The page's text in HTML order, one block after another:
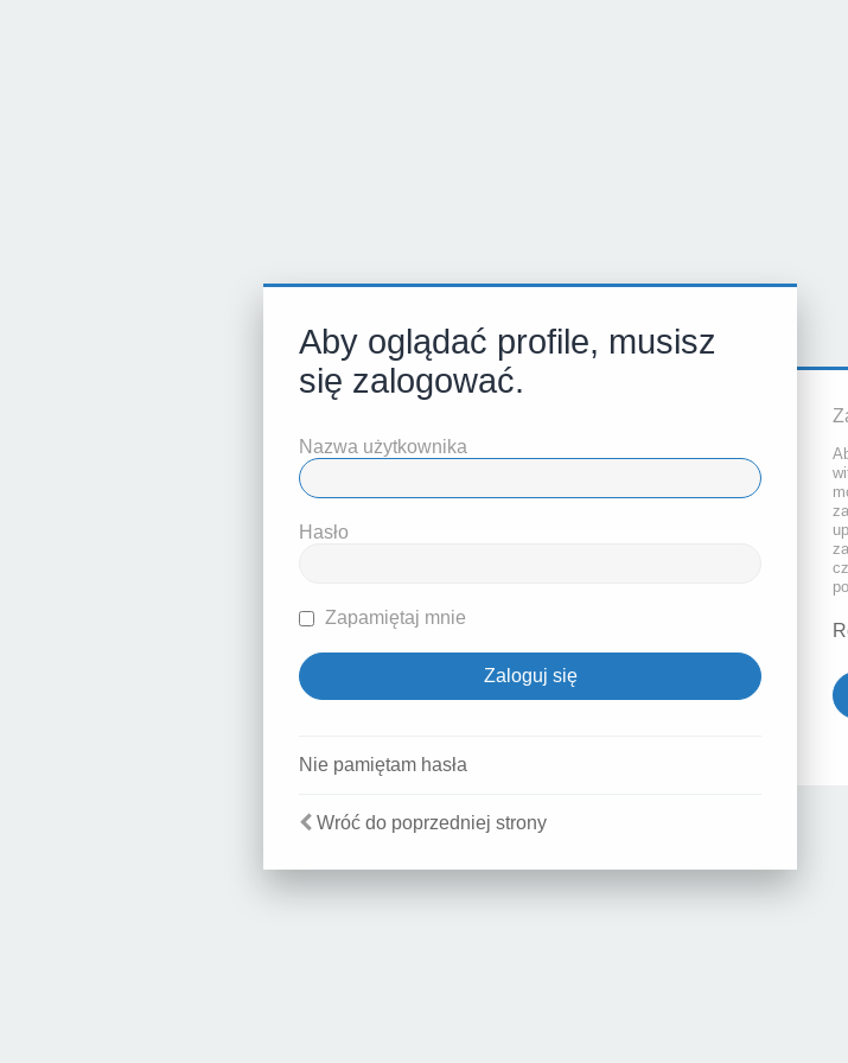
Aby oglądać profile, musisz
się zalogować.
Nazwa użytkownika
Hasło
Zapamiętaj mnie
Nie pamiętam hasła
Wróć do poprzedniej strony